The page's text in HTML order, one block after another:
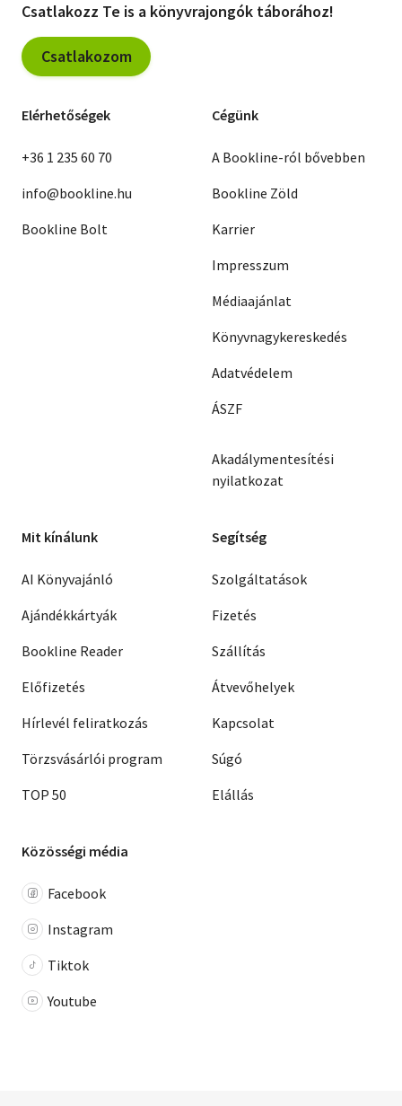
Csatlakozz Te is a könyvrajongók táborához!
Csatlakozom
Elérhetőségek
+36 1 235 60 70
info@bookline.hu
Bookline Bolt
Cégünk
A Bookline-ról bővebben
Bookline Zöld
Karrier
Impresszum
Médiaajánlat
Könyvnagykereskedés
Adatvédelem
ÁSZF
Akadálymentesítési
nyilatkozat
Mit kínálunk
AI Könyvajánló
Ajándékkártyák
Bookline Reader
Előfizetés
Hírlevél feliratkozás
Törzsvásárlói program
TOP 50
Segítség
Szolgáltatások
Fizetés
Szállítás
Átvevőhelyek
Kapcsolat
Súgó
Elállás
Közösségi média
Facebook
Instagram
Tiktok
Youtube